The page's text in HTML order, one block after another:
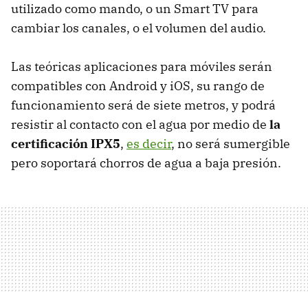
utilizado como mando, o un Smart TV para
cambiar los canales, o el volumen del audio.
Las teóricas aplicaciones para móviles serán
compatibles con Android y iOS, su rango de
funcionamiento será de siete metros, y podrá
resistir al contacto con el agua por medio de la
certificación IPX5, es decir, no será sumergible
pero soportará chorros de agua a baja presión.